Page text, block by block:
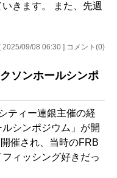
きます。 また、先週
[ 2025/09/08 06:30 ] コメント(0)
ソンホールシンポ
ティー連銀主催の経
シンポジウム」が開
催され、当時のFRB
ィッシング好きだっ